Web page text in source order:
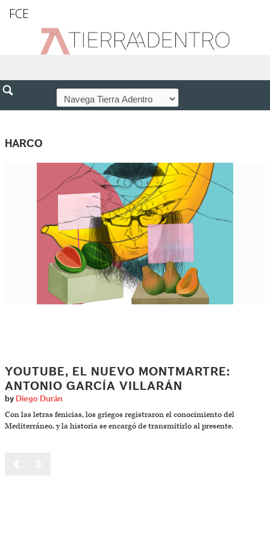
FCE
HARCO
YOUTUBE, EL NUEVO MONTMARTRE:
ANTONIO GARCÍA VILLARÁN
by Diego Durán
Con las letras fenicias, los griegos registraron el conocimiento del
Mediterráneo, y la historia se encargó de transmitirlo al presente.